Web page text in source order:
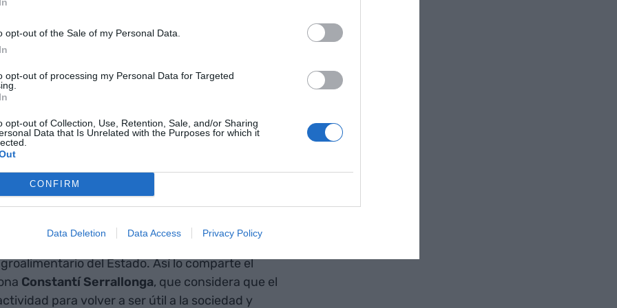
opt-out of the Sale of my Personal Data.
opt-out of processing my Personal Data for Targeted
opt-out of Collection, Use, Retention, Sale, and/or Sharing
Data that Is Unrelated with the Purposes for which it
CONFIRM
Data Deletion Data Access Privacy Policy
del
una
de
uno de los principales engranajes para la
Bonet, uno de los focos del salón ha estado
en "un foro de encuentro, de debate,
actores del sector agroalimentario". Las
Alimentaria & Hostelco 2022 tienen que servir,
quedan para mantener el carácter "puntero en
del Estado. Así lo comparte el
Constantí Serrallonga, que considera que el
para volver a ser útil a la sociedad y